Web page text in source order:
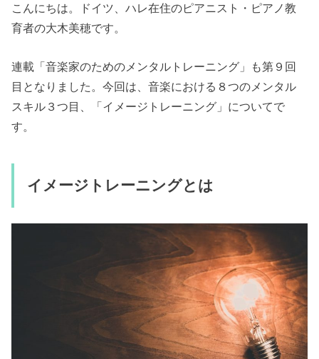
こんにちは。ドイツ、ハレ在住のピアニスト・ピアノ教
育者の大木美穂です。
連載「音楽家のためのメンタルトレーニング」も第９回
目となりました。今回は、音楽における８つのメンタル
スキル３つ目、「イメージトレーニング」についてで
す。
イメージトレーニングとは